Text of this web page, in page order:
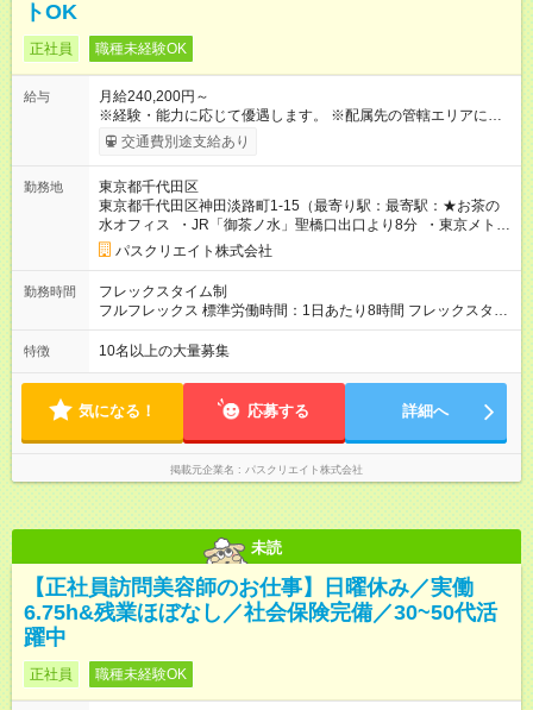
トOK
正社員 職種未経験OK
給与
月給240,200円～
※経験・能力に応じて優遇します。 ※配属先の管轄エリアに準じ
て支給いたします。エリアのご希望は考慮しますのでお気軽に
ご相談ください♪ ■□ 東日本エリア□■ 月給24万200円～（固定残
時間分を、月2万5200円～支給。 ※上記を超える時間外労働分
は追加で支給。 ＜試用期間中＞ 月給22万円～ ※残業代別途支給
（試用期間中は固定残業代はありません） 【試用期間】試用期
間あり 試用期間の長さ：12ヶ月 ※ 雇用形態と給与に、本採用時
と異なる部分があります。 雇用形態：本採用時と同じです。 給
与：月給 220,000円以上 試用期間中は固定残業代はありません
交通費別途支給あり
勤務地
東京都千代田区
東京都千代田区神田淡路町1-15（最寄り駅：最寄駅：★お茶の
水オフィス ・JR「御茶ノ水」聖橋口出口より8分 ・東京メトロ
千代田線「新御茶ノ水」より徒歩8分 ・東京メトロ丸の内線
「淡路町」より徒歩5分 ・都営新宿線「小川町」より徒歩5分）
パスクリエイト株式会社
勤務時間
フレックスタイム制
フルフレックス 標準労働時間：1日あたり8時間 フレックスタイ
ム制（標準労働時間8時間） フレキシブルタイム/定めなし コア
タイム/定めなし 標準的な勤務例/9:00～18:00 ※研修期間中は
特徴 10名以上の大量募集
気になる！ 応募する 詳細へ
掲載元企業名 パスクリエイト株式会社
未読
【正社員訪問美容師のお仕事】日曜休み／実働
6.75h&残業ほぼなし／社会保険完備／30~50代活
躍中
正社員 職種未経験OK